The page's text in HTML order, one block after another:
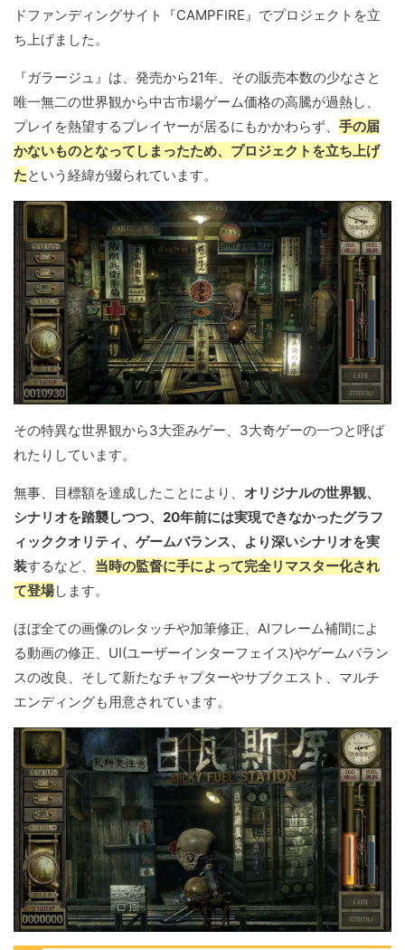
ドファンディングサイト『CAMPFIRE』でプロジェクトを立
ち上げました。
『ガラージュ』は、発売から21年、その販売本数の少なさと
唯一無二の世界観から中古市場ゲーム価格の高騰が過熱し、
プレイを熱望するプレイヤーが居るにもかかわらず、 手の届
かないものとなってしまったため、プロジェクトを立ち上げ
たという経緯が綴られています。
その特異な世界観から3大歪みゲー、3大奇ゲーの一つと呼ば
れたりしています。
無事、目標額を達成したことにより、 オリジナルの世界観、
シナリオを踏襲しつつ、20年前には実現できなかったグラフ
ィッククオリティ、ゲームバランス、より深いシナリオを実
装するなど、 当時の監督に手によって完全リマスター化され
て登場します。
ほぼ全ての画像のレタッチや加筆修正、AIフレーム補間によ
る動画の修正、UI(ユーザーインターフェイス)やゲームバラン
スの改良、そして新たなチャプターやサブクエスト、マルチ
エンディングも用意されています。